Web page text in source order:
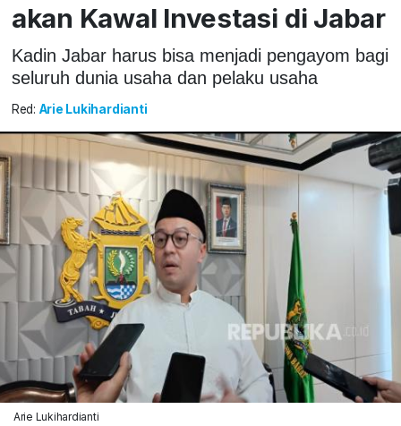
akan Kawal Investasi di Jabar
Kadin Jabar harus bisa menjadi pengayom bagi
seluruh dunia usaha dan pelaku usaha
Red: Arie Lukihardianti
Arie Lukihardianti